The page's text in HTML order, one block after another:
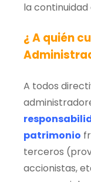
la
¿ A quién
A todos
patrimonio
terceros
accionistas,